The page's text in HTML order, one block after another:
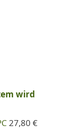
wird
27,80 €